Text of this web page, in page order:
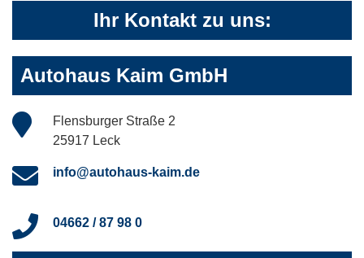
Ihr Kontakt zu uns:
Autohaus Kaim GmbH
Flensburger Straße 2
25917 Leck
info@autohaus-kaim.de
04662 / 87 98 0